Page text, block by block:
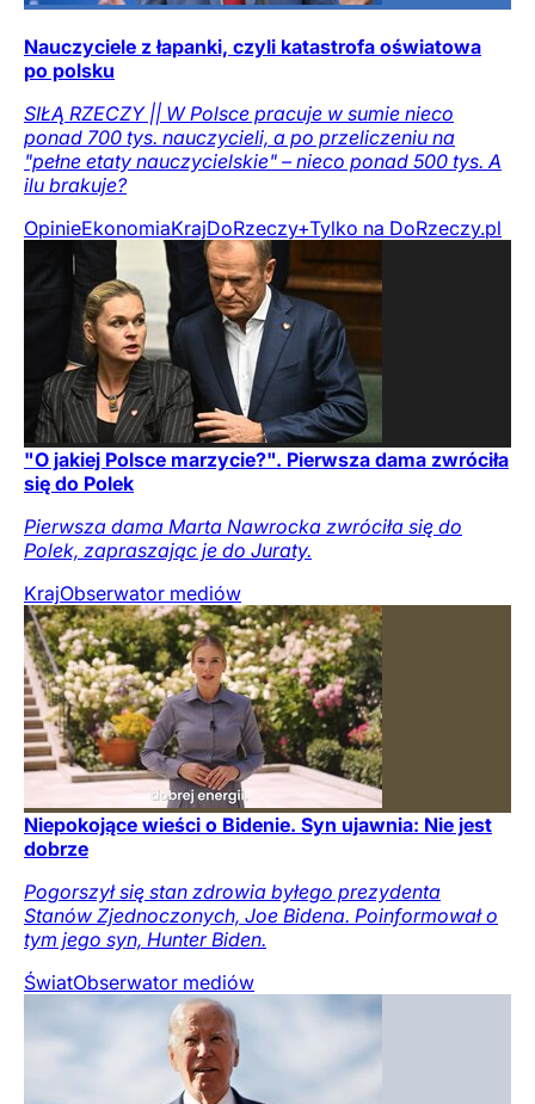
Nauczyciele z łapanki, czyli katastrofa oświatowa
po polsku
SIŁĄ RZECZY || W Polsce pracuje w sumie nieco
ponad 700 tys. nauczycieli, a po przeliczeniu na
"pełne etaty nauczycielskie" – nieco ponad 500 tys. A
ilu brakuje?
OpinieEkonomiaKrajDoRzeczy+Tylko na DoRzeczy.pl
"O jakiej Polsce marzycie?". Pierwsza dama zwróciła
się do Polek
Pierwsza dama Marta Nawrocka zwróciła się do
Polek, zapraszając je do Juraty.
KrajObserwator mediów
Niepokojące wieści o Bidenie. Syn ujawnia: Nie jest
dobrze
Pogorszył się stan zdrowia byłego prezydenta
Stanów Zjednoczonych, Joe Bidena. Poinformował o
tym jego syn, Hunter Biden.
ŚwiatObserwator mediów